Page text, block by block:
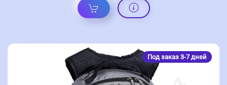
Под заказ 3-7 дней